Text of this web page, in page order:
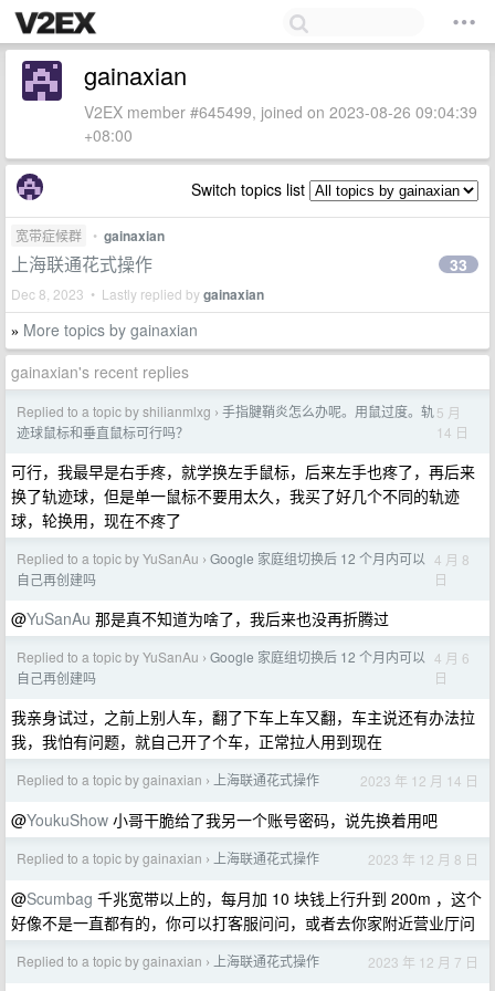
gainaxian
V2EX member #645499, joined on 2023-08-26 09:04:39
+08:00
Switch topics list
宽带症候群 • gainaxian
上海联通花式操作
Dec 8, 2023 • Lastly replied bygainaxian
33
» More topics by gainaxian
gainaxian's recent replies
Replied to a topic by shilianmlxg › 手指腱鞘炎怎么办呢。用鼠过度。轨
迹球鼠标和垂直鼠标可行吗？
5 月
14 日
可行，我最早是右手疼，就学换左手鼠标，后来左手也疼了，再后来
换了轨迹球，但是单一鼠标不要用太久，我买了好几个不同的轨迹
球，轮换用，现在不疼了
Replied to a topic by YuSanAu › Google 家庭组切换后 12 个月内可以
自己再创建吗
4 月 8
日
@YuSanAu 那是真不知道为啥了，我后来也没再折腾过
Replied to a topic by YuSanAu › Google 家庭组切换后 12 个月内可以
自己再创建吗
4 月 6
日
我亲身试过，之前上别人车，翻了下车上车又翻，车主说还有办法拉
我，我怕有问题，就自己开了个车，正常拉人用到现在
Replied to a topic by gainaxian › 上海联通花式操作 2023 年 12 月 14 日
@YoukuShow 小哥干脆给了我另一个账号密码，说先换着用吧
Replied to a topic by gainaxian › 上海联通花式操作 2023 年 12 月 8 日
@Scumbag 千兆宽带以上的，每月加 10 块钱上行升到 200m ，这个
好像不是一直都有的，你可以打客服问问，或者去你家附近营业厅问
Replied to a topic by gainaxian › 上海联通花式操作 2023 年 12 月 7 日